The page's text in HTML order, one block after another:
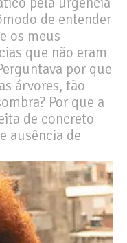
de entender
os meus
que não eram
por que
árvores, tão
Por que a
de concreto
ausência de